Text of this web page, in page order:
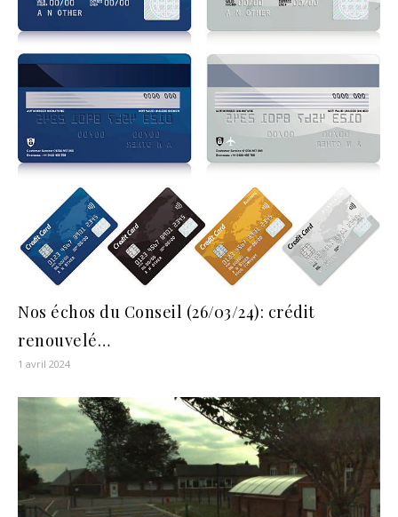
Nos échos du Conseil (26/03/24): crédit
renouvelé…
1 avril 2024